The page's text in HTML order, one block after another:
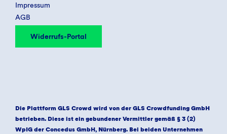
Impressum
AGB
Widerrufs-Portal
Die Plattform GLS Crowd wird von der GLS Crowdfunding GmbH
betrieben. Diese ist ein gebundener Vermittler gemäß § 3 (2)
WpIG der Concedus GmbH, Nürnberg. Bei beiden Unternehmen